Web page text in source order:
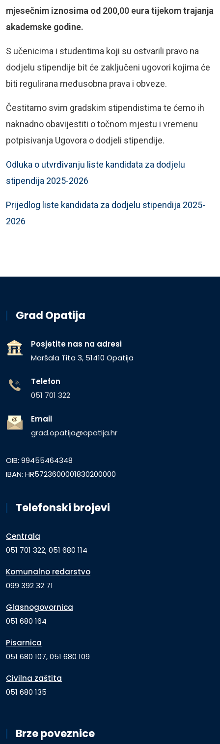
mjesečnim iznosima od 200,00 eura tijekom trajanja
akademske godine.
S učenicima i studentima koji su ostvarili pravo na
dodjelu stipendije bit će zaključeni ugovori kojima će
biti regulirana međusobna prava i obveze.
Čestitamo svim gradskim stipendistima te ćemo ih
naknadno obavijestiti o točnom mjestu i vremenu
potpisivanja Ugovora o dodjeli stipendije.
Odluka o utvrđivanju liste kandidata za dodjelu
stipendija 2025-2026
Prijedlog liste kandidata za dodjelu stipendija 2025-
2026
Grad Opatija
Posjetite nas na adresi
Maršala Tita 3, 51410 Opatija
Telefon
051 701 322
Email
grad.opatija@opatija.hr
OIB: 99455464348
IBAN: HR5723600001830200000
Telefonski brojevi
Centrala
051 701 322, 051 680 114
Komunalno redarstvo
099 392 32 71
Glasnogovornica
051 680 164
Pisarnica
051 680 107, 051 680 109
Civilna zaštita
051 680 135
Brze poveznice